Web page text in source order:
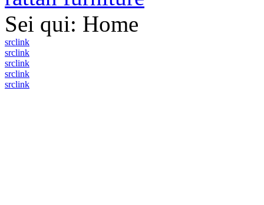
Sei qui: Home
srclink
srclink
srclink
srclink
srclink